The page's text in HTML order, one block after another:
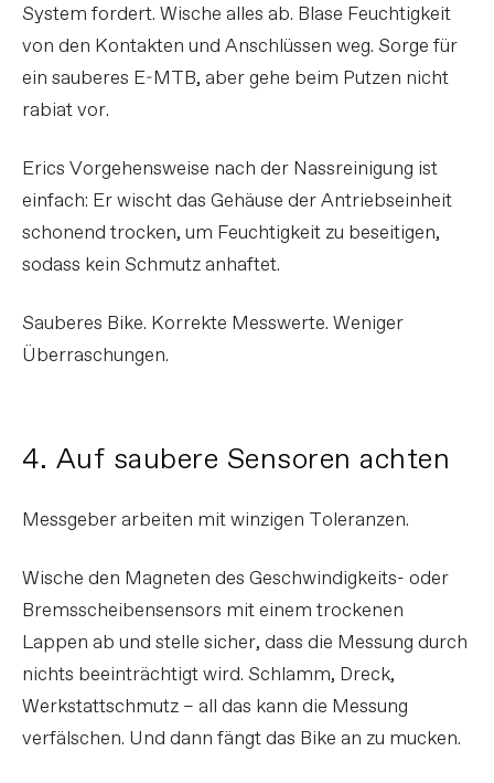
System fordert. Wische alles ab. Blase Feuchtigkeit
von den Kontakten und Anschlüssen weg. Sorge für
ein sauberes E-MTB, aber gehe beim Putzen nicht
rabiat vor.
Erics Vorgehensweise nach der Nassreinigung ist
einfach: Er wischt das Gehäuse der Antriebseinheit
schonend trocken, um Feuchtigkeit zu beseitigen,
sodass kein Schmutz anhaftet.
Sauberes Bike. Korrekte Messwerte. Weniger
Überraschungen.
4. Auf saubere Sensoren achten
Messgeber arbeiten mit winzigen Toleranzen.
Wische den Magneten des Geschwindigkeits- oder
Bremsscheibensensors mit einem trockenen
Lappen ab und stelle sicher, dass die Messung durch
nichts beeinträchtigt wird. Schlamm, Dreck,
Werkstattschmutz – all das kann die Messung
verfälschen. Und dann fängt das Bike an zu mucken.